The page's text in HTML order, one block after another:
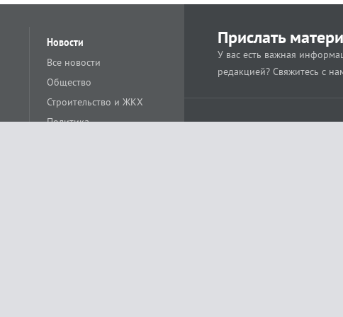
Новости
Все новости
Общество
Строительство и ЖКХ
Политика
Прислать
У вас есть важная
редакцией? Свяжитесь с